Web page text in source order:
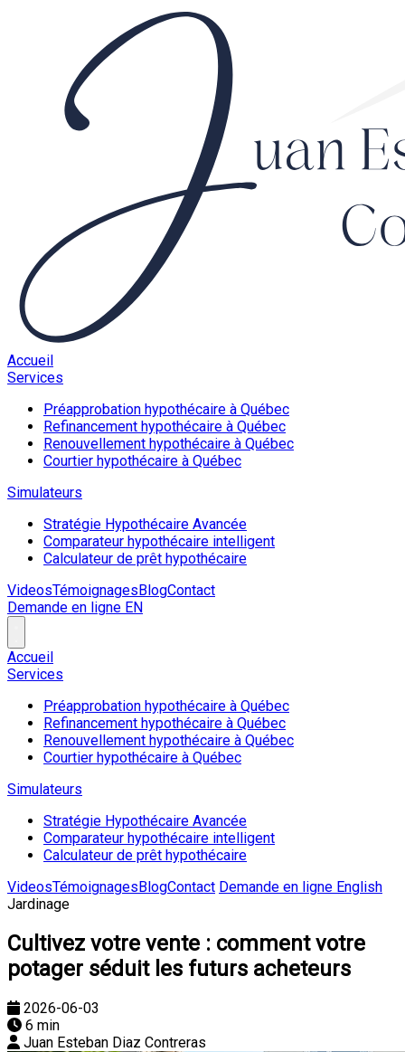
Accueil
Services
Préapprobation hypothécaire à Québec
Refinancement hypothécaire à Québec
Renouvellement hypothécaire à Québec
Courtier hypothécaire à Québec
Simulateurs
Stratégie Hypothécaire Avancée
Comparateur hypothécaire intelligent
Calculateur de prêt hypothécaire
VideosTémoignagesBlogContact
Demande en ligne EN
Accueil
Services
Préapprobation hypothécaire à Québec
Refinancement hypothécaire à Québec
Renouvellement hypothécaire à Québec
Courtier hypothécaire à Québec
Simulateurs
Stratégie Hypothécaire Avancée
Comparateur hypothécaire intelligent
Calculateur de prêt hypothécaire
VideosTémoignagesBlogContact Demande en ligne English
Jardinage
Cultivez votre vente : comment votre
potager séduit les futurs acheteurs
2026-06-03
6 min
Juan Esteban Diaz Contreras